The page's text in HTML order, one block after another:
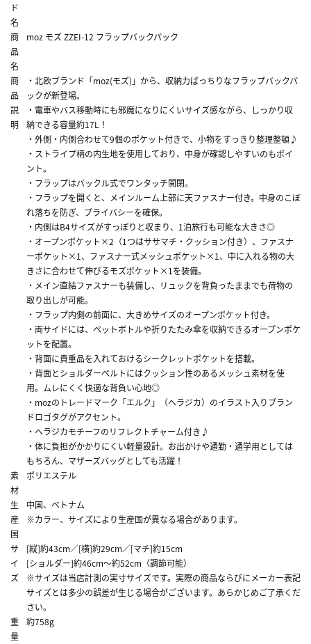
ド
名
商
品
名
moz モズ ZZEI-12 フラップバックパック
商
品
説
明
・北欧ブランド「moz(モズ)」から、収納力ばっちりなフラップバックパ
ックが新登場。
・電車やバス移動時にも邪魔になりにくいサイズ感ながら、しっかり収
納できる容量約17L！
・外側・内側合わせて9個のポケット付きで、小物をすっきり整理整頓♪
・ストライプ柄の内生地を使用しており、中身が確認しやすいのもポイ
ント。
・フラップはバックル式でワンタッチ開閉。
・フラップを開くと、メインルーム上部に天ファスナー付き。中身のこぼ
れ落ちを防ぎ、プライバシーを確保。
・内側はB4サイズがすっぽりと収まり、1泊旅行も可能な大きさ◎
・オープンポケット×2（1つはササマチ・クッション付き）、ファスナ
ーポケット×1、ファスナー式メッシュポケット×1、中に入れる物の大
きさに合わせて伸びるモズポケット×1を装備。
・メイン直結ファスナーも装備し、リュックを背負ったままでも荷物の
取り出しが可能。
・フラップ内側の前面に、大きめサイズのオープンポケット付き。
・両サイドには、ペットボトルや折りたたみ傘を収納できるオープンポケ
ットを配置。
・背面に貴重品を入れておけるシークレットポケットを搭載。
・背面とショルダーベルトにはクッション性のあるメッシュ素材を使
用。ムレにくく快適な背負い心地◎
・mozのトレードマーク「エルク」（ヘラジカ）のイラスト入りブラン
ドロゴタグがアクセント。
・ヘラジカモチーフのリフレクトチャーム付き♪
・体に負担がかかりにくい軽量設計。お出かけや通勤・通学用としては
もちろん、マザーズバッグとしても活躍！
素
材
ポリエステル
生
産
国
中国、ベトナム
※カラー、サイズにより生産国が異なる場合があります。
サ
イ
ズ
[縦]約43cm／[横]約29cm／[マチ]約15cm
[ショルダー]約46cm～約52cm（調節可能）
※サイズは当店計測の実寸サイズです。実際の商品ならびにメーカー表記
サイズとは多少の誤差が生じる場合がございます。あらかじめご了承くだ
さい。
重
量
約758g